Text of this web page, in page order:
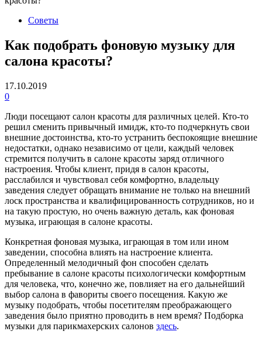
Советы
Как подобрать фоновую музыку для
салона красоты?
17.10.2019
0
Люди посещают салон красоты для различных целей. Кто-то
решил сменить привычный имидж, кто-то подчеркнуть свои
внешние достоинства, кто-то устранить беспокоящие внешние
недостатки, однако независимо от цели, каждый человек
стремится получить в салоне красоты заряд отличного
настроения. Чтобы клиент, придя в салон красоты,
расслабился и чувствовал себя комфортно, владельцу
заведения следует обращать внимание не только на внешний
лоск пространства и квалифицированность сотрудников, но и
на такую простую, но очень важную деталь, как фоновая
музыка, играющая в салоне красоты.
Конкретная фоновая музыка, играющая в том или ином
заведении, способна влиять на настроение клиента.
Определенный мелодичный фон способен сделать
пребывание в салоне красоты психологически комфортным
для человека, что, конечно же, повлияет на его дальнейший
выбор салона в фавориты своего посещения. Какую же
музыку подобрать, чтобы посетителям преображающего
заведения было приятно проводить в нем время? Подборка
музыки для парикмахерских салонов здесь.